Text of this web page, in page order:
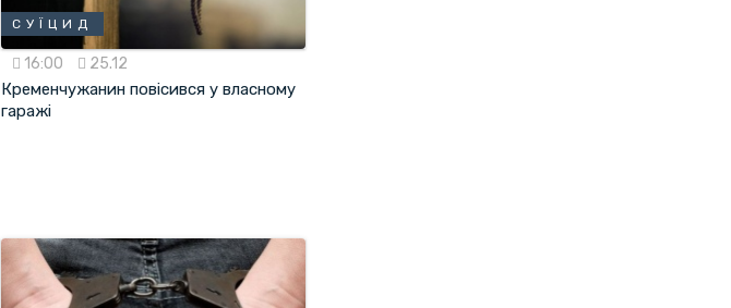
СУЇЦИД
16:00 25.12
Кременчужанин повісився у власному
гаражі